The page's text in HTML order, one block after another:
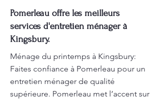
Pomerleau offre les meilleurs
services d'entretien ménager à
Kingsbury.
Ménage du printemps à Kingsbury:
Faites confiance à Pomerleau pour un
entretien ménager de qualité
supérieure. Pomerleau met l’accent sur